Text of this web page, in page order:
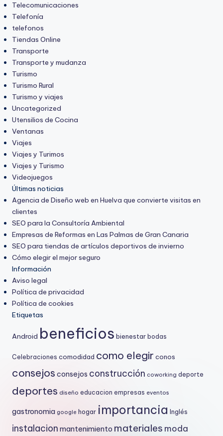
Telecomunicaciones
Telefonía
telefonos
Tiendas Online
Transporte
Transporte y mudanza
Turismo
Turismo Rural
Turismo y viajes
Uncategorized
Utensilios de Cocina
Ventanas
Viajes
Viajes y Turimos
Viajes y Turismo
Videojuegos
Últimas noticias
Agencia de Diseño web en Huelva que convierte visitas en
clientes
SEO para la Consultoría Ambiental
Empresas de Reformas en Las Palmas de Gran Canaria
SEO para tiendas de artículos deportivos de invierno
Cómo elegir el mejor seguro
Información
Aviso legal
Política de privacidad
Política de cookies
Etiquetas
Android beneficios bienestar bodas
Celebraciones comodidad como elegir conos
consejos consejos construcción coworking deporte
deportes diseño educacion empresas eventos
gastronomia google hogar importancia Inglés
instalacion mantenimiento materiales moda